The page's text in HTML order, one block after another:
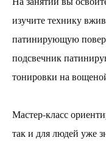
Создание
Роспись спилов
Плетение панно в
Ботанический
Броши из дерева с
Фитокартина
Декор
изучите технику
патинирующую
подсвечник
тонировки на
Мастер-класс
так и для людей уже